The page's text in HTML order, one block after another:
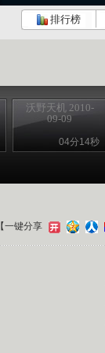
排行榜
沃野天机 2010-
09-09
04分14秒
【一键分享